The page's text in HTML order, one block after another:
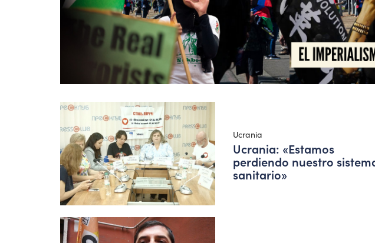
Ucrania
Ucrania: «Estamos
perdiendo nuestro
sanitario»